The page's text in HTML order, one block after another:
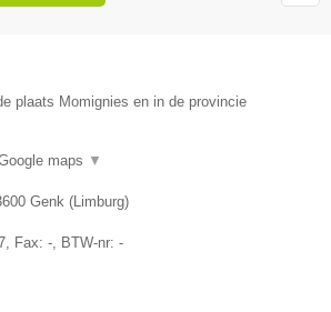
plaats Momignies en in de provincie
maps ▼
Genk ( Limburg)
, Fax: - , BTW-nr: -